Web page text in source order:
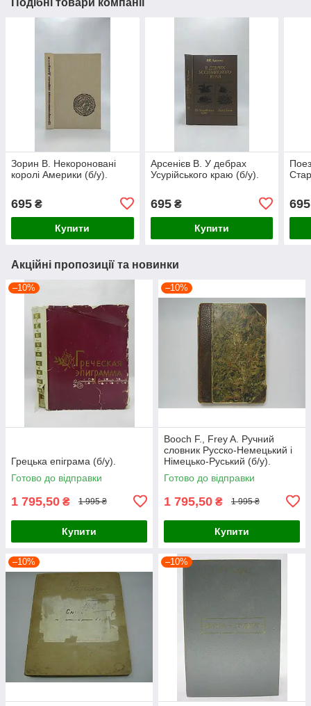
Подібні товари компанії
Зорин В. Некороновані
королі Америки (б/у).
695 ₴
Купити
Арсенієв В. У дебрах
Усурійського краю (б/у).
695₴
Купити
695
Акційні пропозиції та новинки
–10%
Грецька епіграма (б/у).
Готово до відправки
1 795,50 ₴ 1 995 ₴
Купити
–10%
Booch F., Frey A. Ручний
словник Русско-Немецький і
Німецько-Руський (б/у).
Готово до відправки
1 795,50 ₴ 1 995 ₴
Купити
–10% –10%